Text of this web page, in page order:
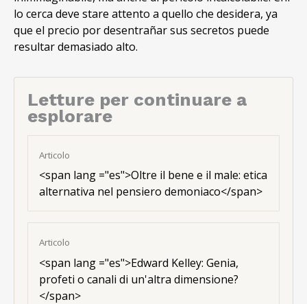
lo cerca deve stare attento a quello che desidera, ya
que el precio por desentrañar sus secretos puede
resultar demasiado alto.
Letture per continuare a
esplorare
Articolo
<span lang ="es">Oltre il bene e il male: etica
alternativa nel pensiero demoniaco</span>
Articolo
<span lang ="es">Edward Kelley: Genia,
profeti o canali di un'altra dimensione?
</span>